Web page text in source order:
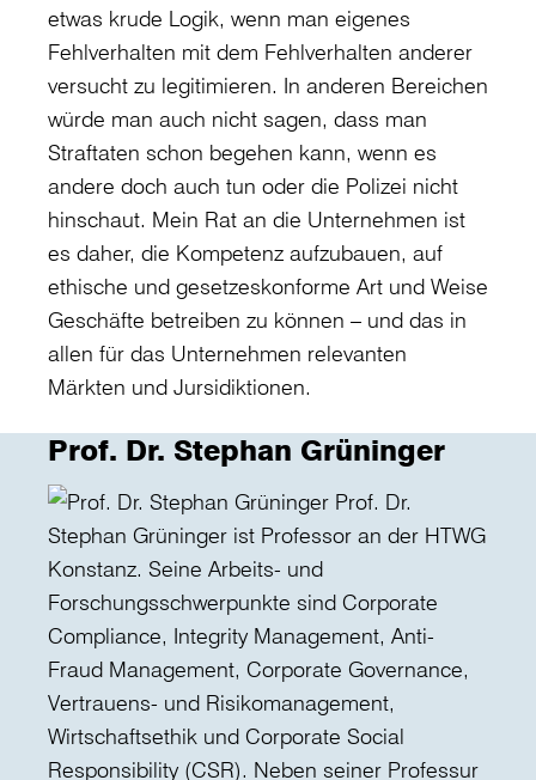
etwas krude Logik, wenn man eigenes
Fehlverhalten mit dem Fehlverhalten anderer
versucht zu legitimieren. In anderen Bereichen
würde man auch nicht sagen, dass man
Straftaten schon begehen kann, wenn es
andere doch auch tun oder die Polizei nicht
hinschaut. Mein Rat an die Unternehmen ist
es daher, die Kompetenz aufzubauen, auf
ethische und gesetzeskonforme Art und Weise
Geschäfte betreiben zu können – und das in
allen für das Unternehmen relevanten
Märkten und Jursidiktionen.
Prof. Dr. Stephan Grüninger
Prof. Dr.
Stephan Grüninger ist Professor an der HTWG
Konstanz. Seine Arbeits- und
Forschungsschwerpunkte sind Corporate
Compliance, Integrity Management, Anti-
Fraud Management, Corporate Governance,
Vertrauens- und Risikomanagement,
Wirtschaftsethik und Corporate Social
Responsibility (CSR). Neben seiner Professur